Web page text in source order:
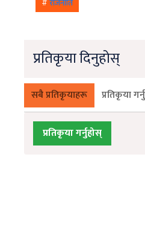
प्रतिकृया दिनुहोस्
सबै प्रतिकृयाहरू प्रतिकृया
प्रतिकृया गर्नुहोस्